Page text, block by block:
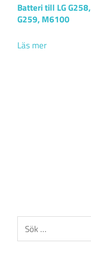
Batteri till LG G258,
G259, M6100
Läs mer
Sök
efter: